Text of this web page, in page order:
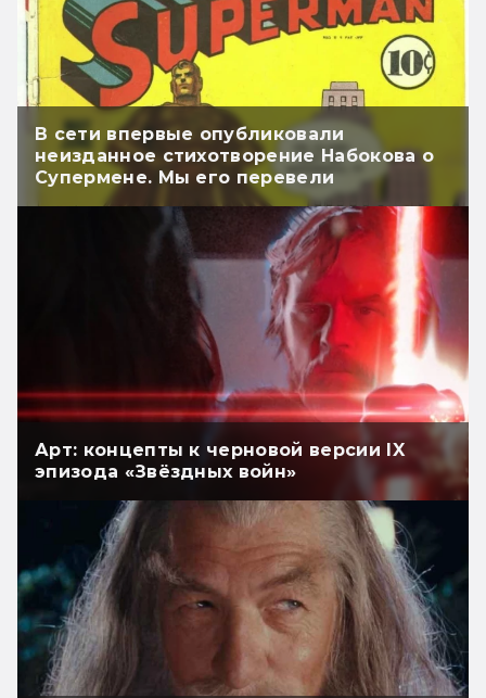
В сети впервые опубликовали
неизданное стихотворение Набокова о
Супермене. Мы его перевели
Арт: концепты к черновой версии IX
эпизода «Звёздных войн»